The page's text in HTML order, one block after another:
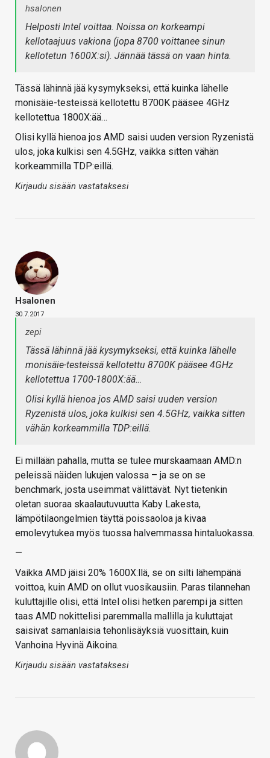
hsalonen
Helposti Intel voittaa. Noissa on korkeampi
kellotaajuus vakiona (jopa 8700 voittanee sinun
kellotetun 1600X:si). Jännää tässä on vaan hinta.
Tässä lähinnä jää kysymykseksi, että kuinka lähelle
monisäie-testeissä kellotettu 8700K pääsee 4GHz
kellotettua 1800X:ää…
Olisi kyllä hienoa jos AMD saisi uuden version Ryzenistä
ulos, joka kulkisi sen 4.5GHz, vaikka sitten vähän
korkeammilla TDP:eillä.
Kirjaudu sisään vastataksesi
Hsalonen
30.7.2017
zepi
Tässä lähinnä jää kysymykseksi, että kuinka lähelle
monisäie-testeissä kellotettu 8700K pääsee 4GHz
kellotettua 1700-1800X:ää…
Olisi kyllä hienoa jos AMD saisi uuden version
Ryzenistä ulos, joka kulkisi sen 4.5GHz, vaikka sitten
vähän korkeammilla TDP:eillä.
Ei millään pahalla, mutta se tulee murskaamaan AMD:n
peleissä näiden lukujen valossa – ja se on se
benchmark, josta useimmat välittävät. Nyt tietenkin
oletan suoraa skaalautuvuutta Kaby Lakesta,
lämpötilaongelmien täyttä poissaoloa ja kivaa
emolevytukea myös tuossa halvemmassa hintaluokassa.
—
Vaikka AMD jäisi 20% 1600X:llä, se on silti lähempänä
voittoa, kuin AMD on ollut vuosikausiin. Paras tilannehan
kuluttajille olisi, että Intel olisi hetken parempi ja sitten
taas AMD nokittelisi paremmalla mallilla ja kuluttajat
saisivat samanlaisia tehonlisäyksiä vuosittain, kuin
Vanhoina Hyvinä Aikoina.
Kirjaudu sisään vastataksesi